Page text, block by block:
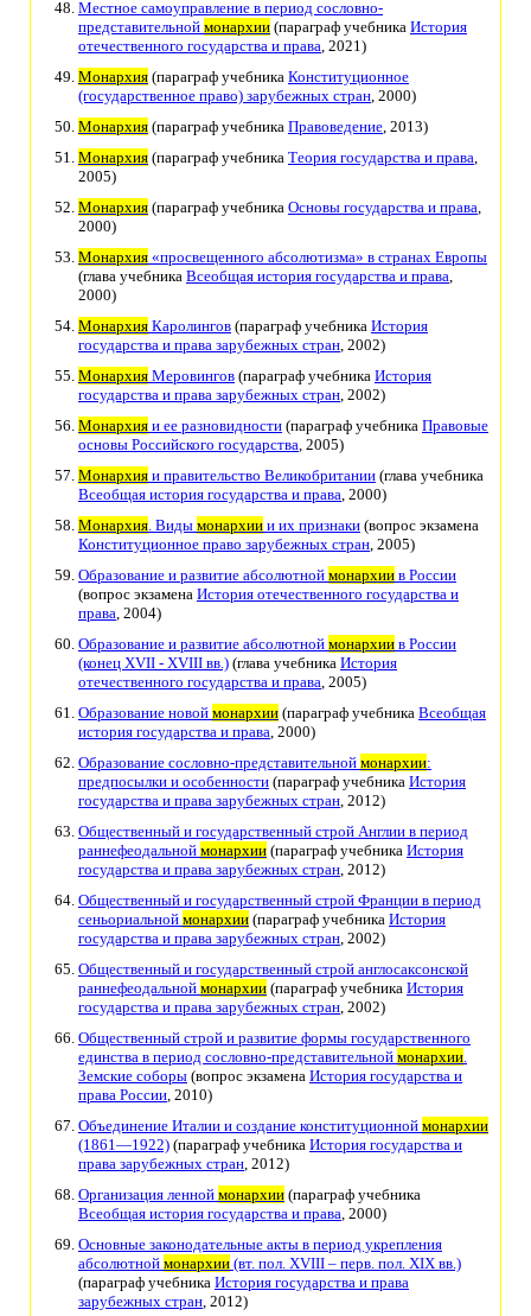
Местное самоуправление в период сословно-
представительной монархии (параграф учебника История
отечественного государства и права, 2021)
Монархия (параграф учебника Конституционное
(государственное право) зарубежных стран, 2000)
Монархия (параграф учебника Правоведение, 2013)
Монархия (параграф учебника Теория государства и права,
2005)
Монархия (параграф учебника Основы государства и права,
2000)
Монархия «просвещенного абсолютизма» в странах Европы
(глава учебника Всеобщая история государства и права,
2000)
Монархия Каролингов (параграф учебника История
государства и права зарубежных стран, 2002)
Монархия Меровингов (параграф учебника История
государства и права зарубежных стран, 2002)
Монархия и ее разновидности (параграф учебника Правовые
основы Российского государства, 2005)
Монархия и правительство Великобритании (глава учебника
Всеобщая история государства и права, 2000)
Монархия. Виды монархии и их признаки (вопрос экзамена
Конституционное право зарубежных стран, 2005)
Образование и развитие абсолютной монархии в России
(вопрос экзамена История отечественного государства и
права, 2004)
Образование и развитие абсолютной монархии в России
(конец XVII - XVIII вв.) (глава учебника История
отечественного государства и права, 2005)
Образование новой монархии (параграф учебника Всеобщая
история государства и права, 2000)
Образование сословно-представительной монархии:
предпосылки и особенности (параграф учебника История
государства и права зарубежных стран, 2012)
Общественный и государственный строй Англии в период
раннефеодальной монархии (параграф учебника История
государства и права зарубежных стран, 2012)
Общественный и государственный строй Франции в период
сеньориальной монархии (параграф учебника История
государства и права зарубежных стран, 2002)
Общественный и государственный строй англосаксонской
раннефеодальной монархии (параграф учебника История
государства и права зарубежных стран, 2002)
Общественный строй и развитие формы государственного
единства в период сословно-представительной монархии.
Земские соборы (вопрос экзамена История государства и
права России, 2010)
Объединение Италии и создание конституционной монархии
(1861—1922) (параграф учебника История государства и
права зарубежных стран, 2012)
Организация ленной монархии (параграф учебника
Всеобщая история государства и права, 2000)
Основные законодательные акты в период укрепления
абсолютной монархии (вт. пол. XVIII – перв. пол. XIX вв.)
(параграф учебника История государства и права
зарубежных стран, 2012)